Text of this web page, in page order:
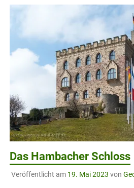
Das Hambacher Schloss
Veröffentlicht am 19. Mai 2023 von